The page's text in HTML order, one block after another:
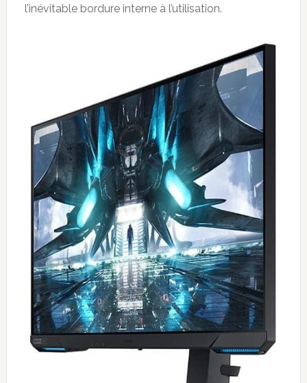
l’inévitable bordure interne à l’utilisation.